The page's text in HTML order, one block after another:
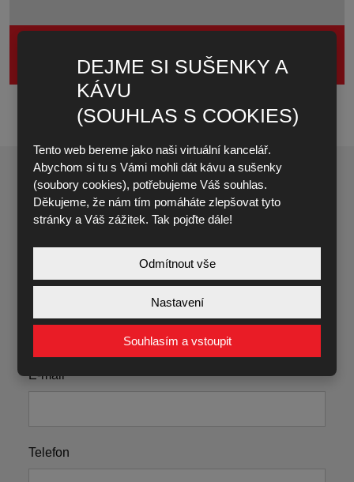
FASERFIX KS+
NENAŠLI JSTE NĚCO? NAPIŠTE
NÁM
E-mail *
Telefon
DEJME SI SUŠENKY A
KÁVU
(SOUHLAS S COOKIES)
Tento web bereme jako naši virtuální kancelář.
Abychom si tu s Vámi mohli dát kávu a sušenky
(soubory cookies), potřebujeme Váš souhlas.
Děkujeme, že nám tím pomáháte zlepšovat tyto
stránky a Váš zážitek. Tak pojďte dále!
Odmítnout vše
Nastavení
Souhlasím a vstoupit